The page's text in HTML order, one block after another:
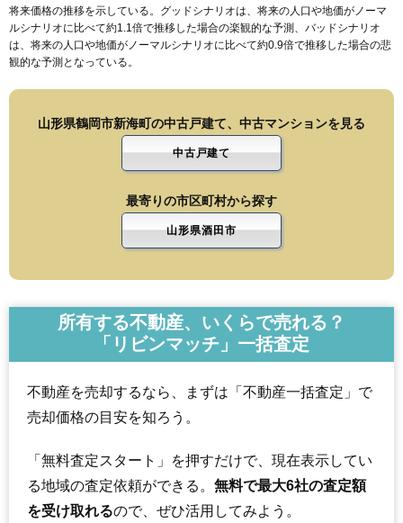
将来価格の推移を示している。グッドシナリオは、将来の人口や地価がノーマ
ルシナリオに比べて約1.1倍で推移した場合の楽観的な予測、バッドシナリオ
は、将来の人口や地価がノーマルシナリオに比べて約0.9倍で推移した場合の悲
観的な予測となっている。
山形県鶴岡市新海町の中古戸建て、中古マンションを見る
中古戸建て
最寄りの市区町村から探す
山形県酒田市
所有する不動産、いくらで売れる？
「リビンマッチ」一括査定
不動産を売却するなら、まずは「不動産一括査定」で
売却価格の目安を知ろう。
「無料査定スタート」を押すだけで、現在表示してい
る地域の査定依頼ができる。 無料で最大6社の査定額
を受け取れるので、ぜひ活用してみよう。